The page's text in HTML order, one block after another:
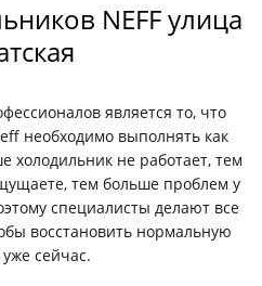
NEFF улица
является то, что
необходимо выполнять как
не работает, тем
тем больше проблем у
специалисты делают все
восстановить нормальную
уже сейчас.